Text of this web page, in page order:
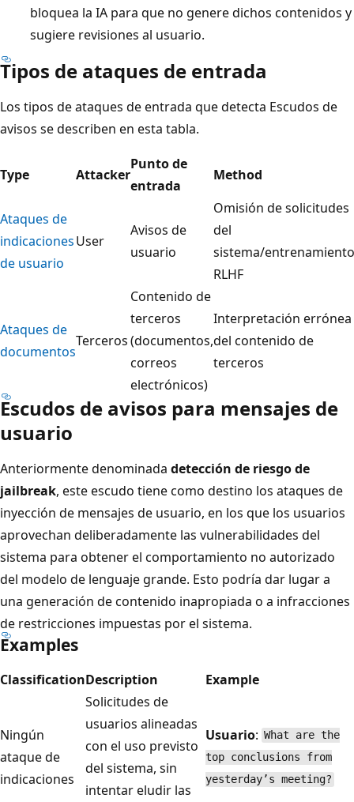
bloquea la IA para que no genere dichos contenidos y
sugiere revisiones al usuario.
Tipos de ataques de entrada
Los tipos de ataques de entrada que detecta Escudos de
avisos se describen en esta tabla.
Type Attacker
Punto de
entrada
Method
Ataques de
indicaciones
de usuario
User
Avisos de
usuario
Omisión de solicitudes
del
sistema/entrenamiento
RLHF
Ataques de
documentos
Terceros
Contenido de
terceros
(documentos,
correos
electrónicos)
Interpretación errónea
del contenido de
terceros
Escudos de avisos para mensajes de
usuario
Anteriormente denominada detección de riesgo de
jailbreak, este escudo tiene como destino los ataques de
inyección de mensajes de usuario, en los que los usuarios
aprovechan deliberadamente las vulnerabilidades del
sistema para obtener el comportamiento no autorizado
del modelo de lenguaje grande. Esto podría dar lugar a
una generación de contenido inapropiada o a infracciones
de restricciones impuestas por el sistema.
Examples
ClassificationDescription Example
Ningún
ataque de
indicaciones
Solicitudes de
usuarios alineadas
con el uso previsto
del sistema, sin
intentar eludir las
Usuario: What are the
top conclusions from
yesterday’s meeting?